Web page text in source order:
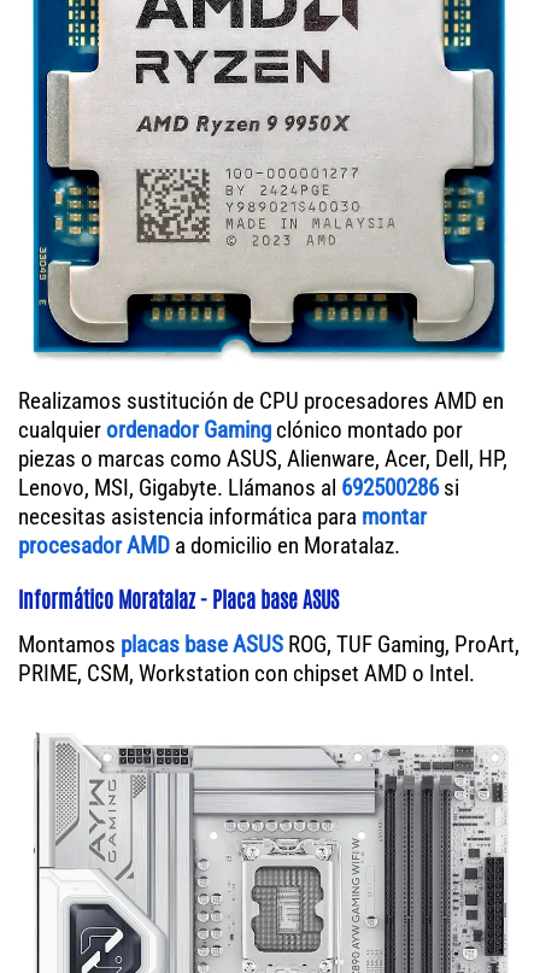
Realizamos sustitución de CPU procesadores AMD en
cualquierordenador Gaming clónico montado por
piezas o marcas como ASUS, Alienware, Acer, Dell, HP,
Lenovo, MSI, Gigabyte. Llámanos al 692500286si
necesitas asistencia informática para montar
procesador AMD a domicilio en Moratalaz.
Informático Moratalaz - Placa base ASUS
Montamos placas base ASUS ROG, TUF Gaming, ProArt,
PRIME, CSM, Workstation con chipset AMD o Intel.